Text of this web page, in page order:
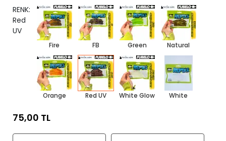
RENK:
Red
UV
Fire FB Green Natural
Orange Red UV White Glow White
75,00 TL